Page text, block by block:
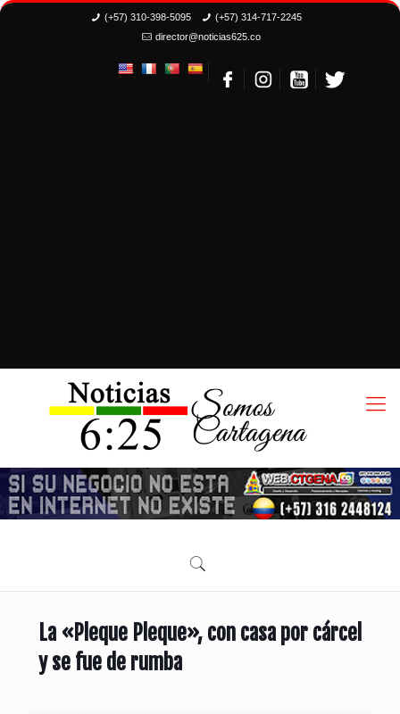
(+57) 310-398-5095
(+57) 314-717-2245
director@noticias625.co
La «Pleque Pleque», con casa por cárcel
y se fue de rumba